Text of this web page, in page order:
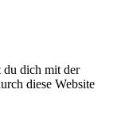
du dich mit der
diese Website